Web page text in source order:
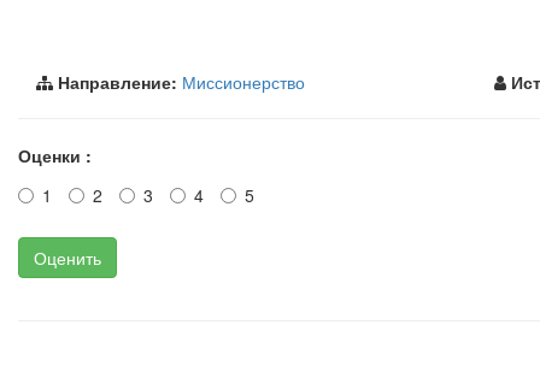
Направление: Миссионерство
Оценки :
1
2 3 4 5
Оценить